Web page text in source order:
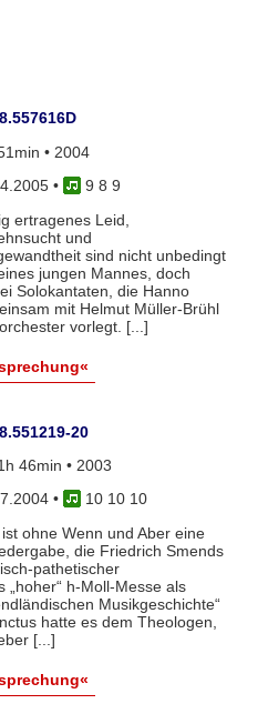
• 2004
•
9 8 9
ertragenes Leid,
und
sind nicht unbedingt
jungen Mannes, doch
Solokantaten, die Hanno
mit Helmut Müller-Brühl
vorlegt. [...]
20
46min • 2003
•
10 10 10
ohne Wenn und Aber eine
die Friedrich Smends
pathetischer
„hoher“ h-Moll-Messe als
Musikgeschichte“
hatte es dem Theologen,
[...]